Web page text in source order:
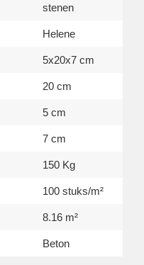
stenen
Helene
5x20x7 cm
20 cm
5 cm
7 cm
150 Kg
100 stuks/m²
8.16 m²
Beton